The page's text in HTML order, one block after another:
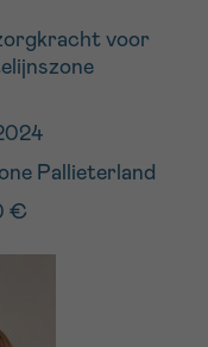
voor
Pallieterland
€